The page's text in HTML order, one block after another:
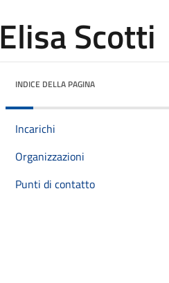
Elisa Scotti
INDICE DELLA PAGINA
Incarichi
Organizzazioni
Punti di contatto